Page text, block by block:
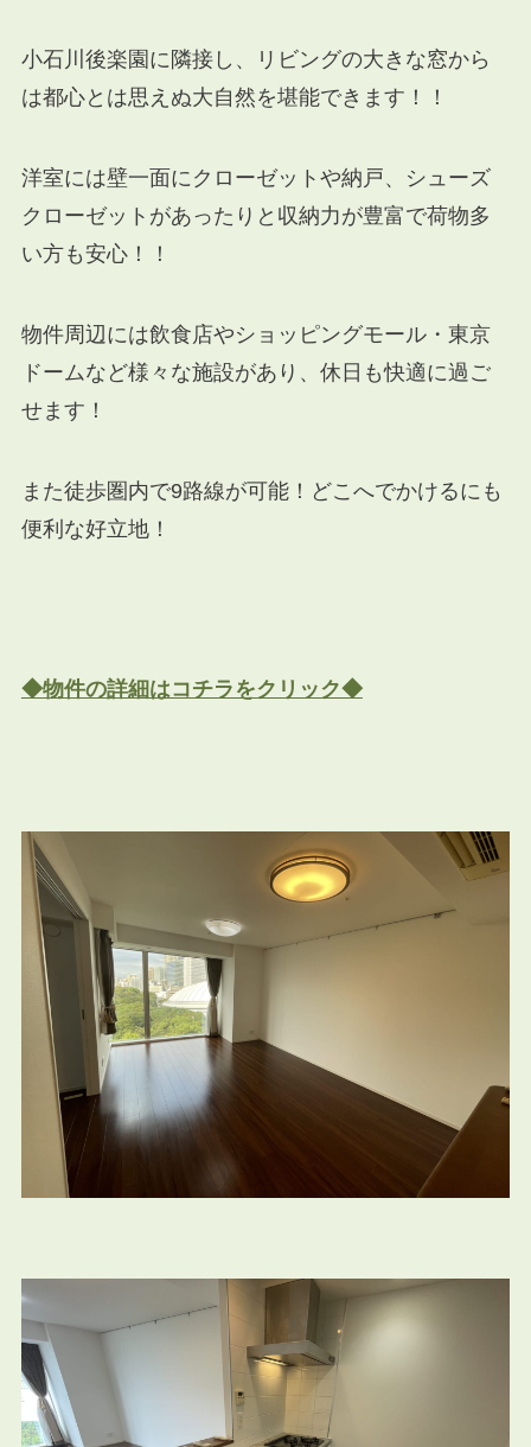
小石川後楽園に隣接し、リビングの大きな窓から
は都心とは思えぬ大自然を堪能できます！！
洋室には壁一面にクローゼットや納戸、シューズ
クローゼットがあったりと収納力が豊富で荷物多
い方も安心！！
物件周辺には飲食店やショッピングモール・東京
ドームなど様々な施設があり、休日も快適に過ご
せます！
また徒歩圏内で9路線が可能！どこへでかけるにも
便利な好立地！
◆物件の詳細はコチラをクリック◆